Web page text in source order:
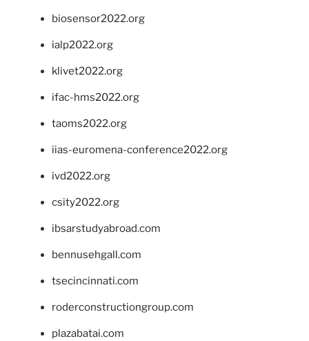
biosensor2022.org
ialp2022.org
klivet2022.org
ifac-hms2022.org
taoms2022.org
iias-euromena-conference2022.org
ivd2022.org
csity2022.org
ibsarstudyabroad.com
bennusehgall.com
tsecincinnati.com
roderconstructiongroup.com
plazabatai.com